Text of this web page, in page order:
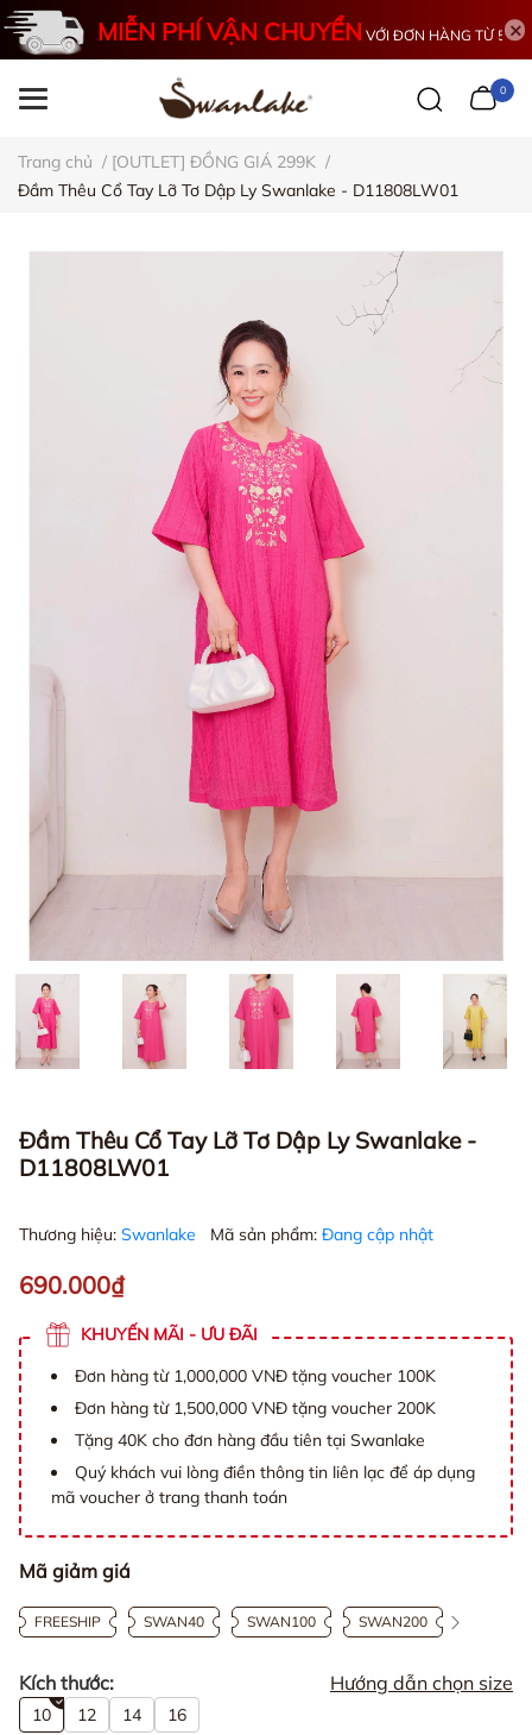
MIỄN PHÍ VẬN CHUYỂN VỚI ĐƠN HÀNG TỪ 500K
0
Trang chủ / [OUTLET] ĐỒNG GIÁ 299K /
Đầm Thêu Cổ Tay Lỡ Tơ Dập Ly Swanlake - D11808LW01
Đầm Thêu Cổ Tay Lỡ Tơ Dập Ly Swanlake -
D11808LW01
Thương hiệu: Swanlake Mã sản phẩm: Đang cập nhật
690.000₫
KHUYẾN MÃI - ƯU ĐÃI
Đơn hàng từ 1,000,000 VNĐ tặng voucher 100K
Đơn hàng từ 1,500,000 VNĐ tặng voucher 200K
Tặng 40K cho đơn hàng đầu tiên tại Swanlake
Quý khách vui lòng điền thông tin liên lạc để áp dụng
mã voucher ở trang thanh toán
Mã giảm giá
FREESHIP SWAN40 SWAN100 SWAN200
Kích thước: Hướng dẫn chọn size
10 12 14 16